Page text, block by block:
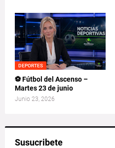
DEPORTES
⚽ Fútbol del Ascenso –
Martes 23 de junio
Junio 23, 2026
Susucribete